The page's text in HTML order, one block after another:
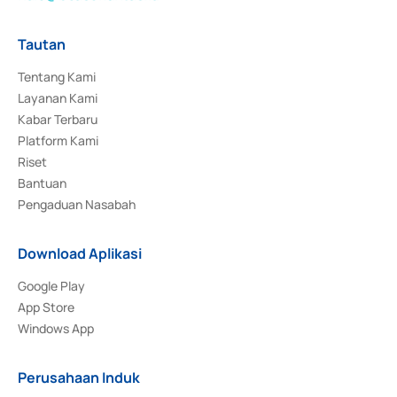
Tautan
Tentang Kami
Layanan Kami
Kabar Terbaru
Platform Kami
Riset
Bantuan
Pengaduan Nasabah
Download Aplikasi
Google Play
App Store
Windows App
Perusahaan Induk